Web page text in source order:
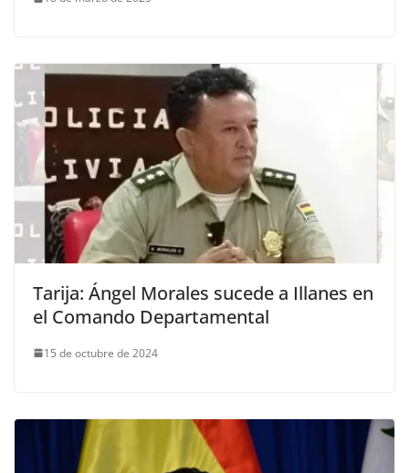
Tarija: Ángel Morales sucede a Illanes en
el Comando Departamental
15 de octubre de 2024